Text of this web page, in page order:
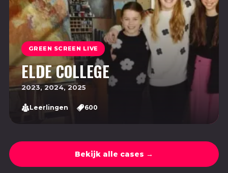
GREEN SCREEN LIVE
ELDE COLLEGE
2023, 2024, 2025
Leerlingen 600
Bekijk alle cases →